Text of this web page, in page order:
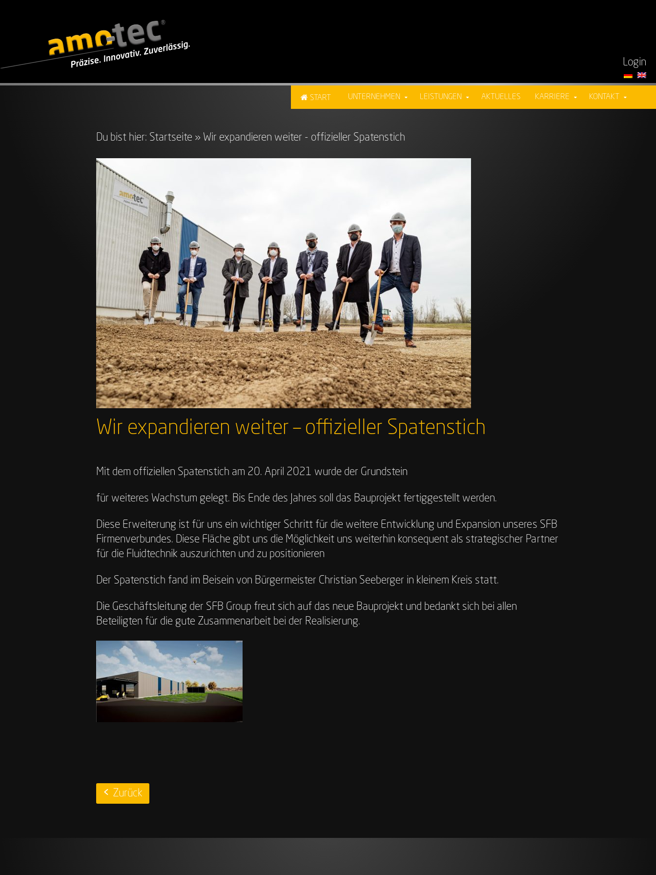
Login
START UNTERNEHMEN LEISTUNGEN AKTUELLES KARRIERE KONTAKT
Du bist hier: Startseite » Wir expandieren weiter - offizieller Spatenstich
Wir expandieren weiter – offizieller Spatenstich
Mit dem offiziellen Spatenstich am 20. April 2021 wurde der Grundstein
für weiteres Wachstum gelegt. Bis Ende des Jahres soll das Bauprojekt fertiggestellt werden.
Diese Erweiterung ist für uns ein wichtiger Schritt für die weitere Entwicklung und Expansion unseres SFB
Firmenverbundes. Diese Fläche gibt uns die Möglichkeit uns weiterhin konsequent als strategischer Partner
für die Fluidtechnik auszurichten und zu positionieren
Der Spatenstich fand im Beisein von Bürgermeister Christian Seeberger in kleinem Kreis statt.
Die Geschäftsleitung der SFB Group freut sich auf das neue Bauprojekt und bedankt sich bei allen
Beteiligten für die gute Zusammenarbeit bei der Realisierung.
Zurück